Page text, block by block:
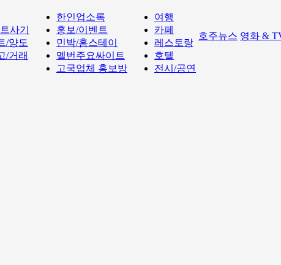
사기
/양도
/거래
한인업소록
홍보/이벤트
민박/홈스테이
멜번주요싸이트
고국업체 홍보방
여행
카페
레스토랑
호텔
전시/공연
호주뉴스 영화 &